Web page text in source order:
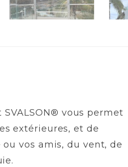
vous permet
extérieures, et de
vos amis, du vent, de